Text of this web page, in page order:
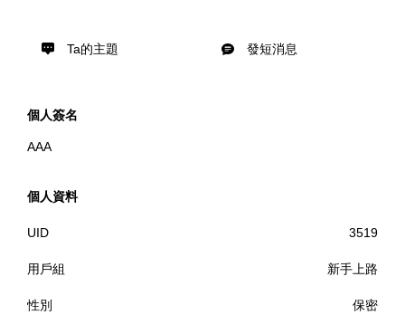
Ta的主題 發短消息
個人簽名
AAA
個人資料
UID 3519
用戶組 新手上路
性別 保密